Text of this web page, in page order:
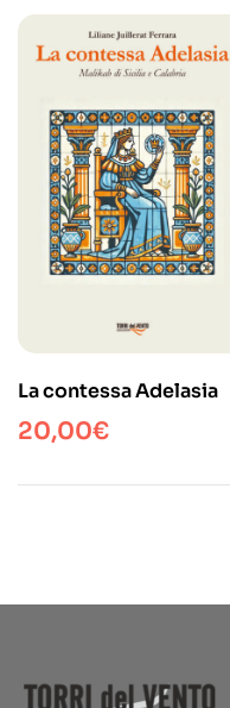
La contessa Adelasia
20,00€